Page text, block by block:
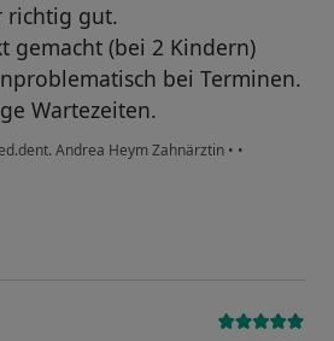
richtig gut.
gemacht (bei 2 Kindern)
bei Terminen.
Wartezeiten.
Andrea Heym Zahnärztin • •